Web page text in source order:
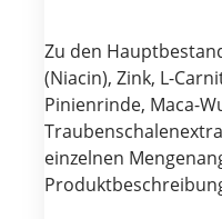
Zu den
(Niacin), Zink, L-
Pinienrinde, Maca-
einzelnen